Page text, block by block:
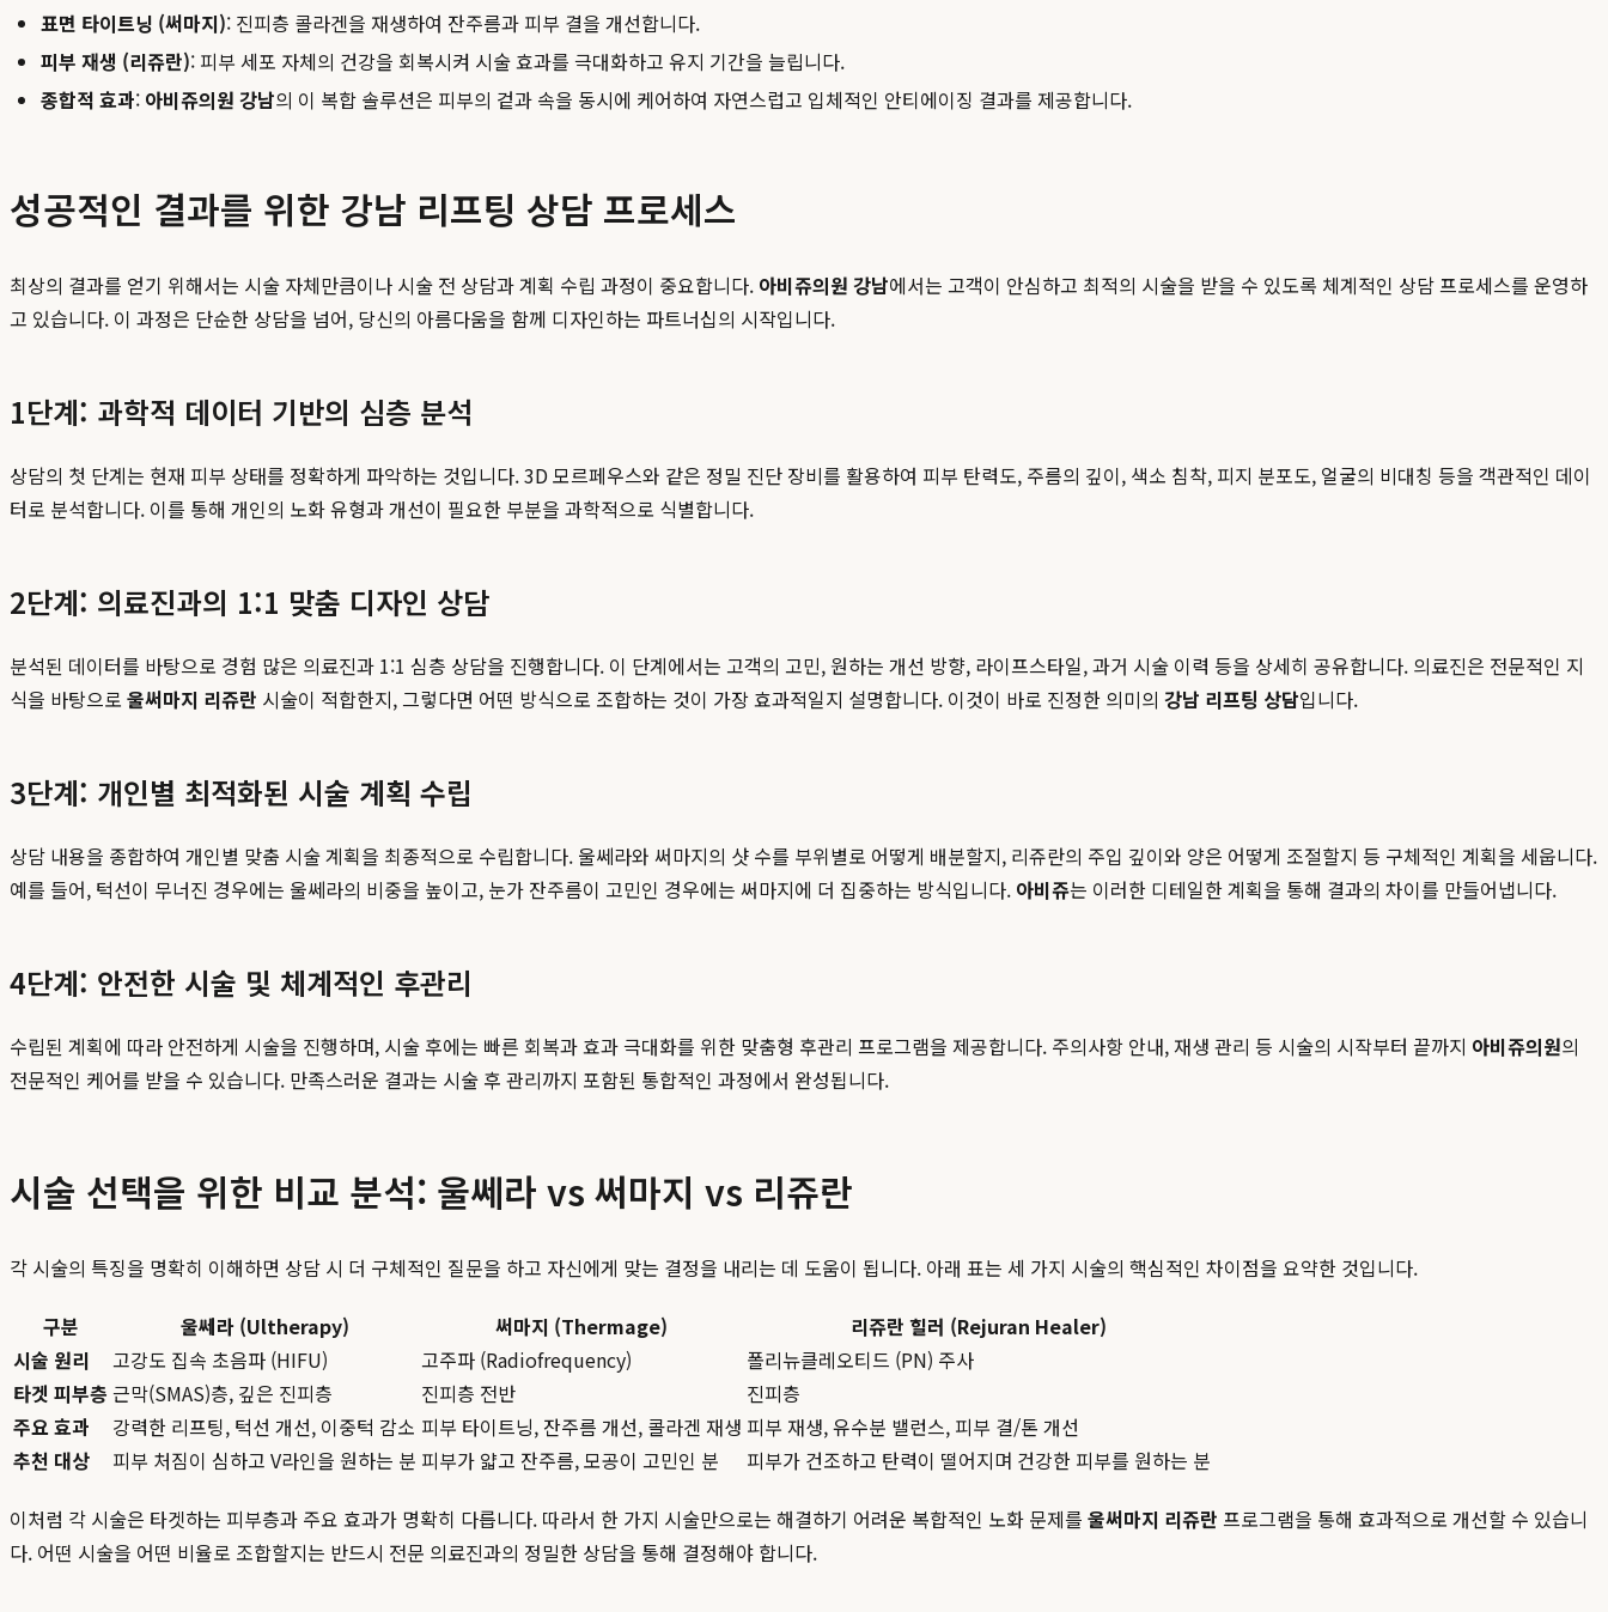
표면 타이트닝 (써마지): 진피층 콜라겐을 재생하여 잔주름과 피부 결을 개선합니다.
피부 재생 (리쥬란): 피부 세포 자체의 건강을 회복시켜 시술 효과를 극대화하고 유지 기간을 늘립니다.
종합적 효과: 아비쥬의원 강남의 이 복합 솔루션은 피부의 겉과 속을 동시에 케어하여 자연스럽고 입체적인 안티에이징 결과를 제공합니다.
성공적인 결과를 위한 강남 리프팅 상담 프로세스
최상의 결과를 얻기 위해서는 시술 자체만큼이나 시술 전 상담과 계획 수립 과정이 중요합니다. 아비쥬의원 강남에서는 고객이 안심하고 최적의 시술을 받을 수 있도록 체계적인 상담 프로세스를 운영하
고 있습니다. 이 과정은 단순한 상담을 넘어, 당신의 아름다움을 함께 디자인하는 파트너십의 시작입니다.
1단계: 과학적 데이터 기반의 심층 분석
상담의 첫 단계는 현재 피부 상태를 정확하게 파악하는 것입니다. 3D 모르페우스와 같은 정밀 진단 장비를 활용하여 피부 탄력도, 주름의 깊이, 색소 침착, 피지 분포도, 얼굴의 비대칭 등을 객관적인 데이
터로 분석합니다. 이를 통해 개인의 노화 유형과 개선이 필요한 부분을 과학적으로 식별합니다.
2단계: 의료진과의 1:1 맞춤 디자인 상담
분석된 데이터를 바탕으로 경험 많은 의료진과 1:1 심층 상담을 진행합니다. 이 단계에서는 고객의 고민, 원하는 개선 방향, 라이프스타일, 과거 시술 이력 등을 상세히 공유합니다. 의료진은 전문적인 지
식을 바탕으로 울써마지 리쥬란 시술이 적합한지, 그렇다면 어떤 방식으로 조합하는 것이 가장 효과적일지 설명합니다. 이것이 바로 진정한 의미의 강남 리프팅 상담입니다.
3단계: 개인별 최적화된 시술 계획 수립
상담 내용을 종합하여 개인별 맞춤 시술 계획을 최종적으로 수립합니다. 울쎄라와 써마지의 샷 수를 부위별로 어떻게 배분할지, 리쥬란의 주입 깊이와 양은 어떻게 조절할지 등 구체적인 계획을 세웁니다.
예를 들어, 턱선이 무너진 경우에는 울쎄라의 비중을 높이고, 눈가 잔주름이 고민인 경우에는 써마지에 더 집중하는 방식입니다. 아비쥬는 이러한 디테일한 계획을 통해 결과의 차이를 만들어냅니다.
4단계: 안전한 시술 및 체계적인 후관리
수립된 계획에 따라 안전하게 시술을 진행하며, 시술 후에는 빠른 회복과 효과 극대화를 위한 맞춤형 후관리 프로그램을 제공합니다. 주의사항 안내, 재생 관리 등 시술의 시작부터 끝까지 아비쥬의원의
전문적인 케어를 받을 수 있습니다. 만족스러운 결과는 시술 후 관리까지 포함된 통합적인 과정에서 완성됩니다.
시술 선택을 위한 비교 분석: 울쎄라 vs 써마지 vs 리쥬란
각 시술의 특징을 명확히 이해하면 상담 시 더 구체적인 질문을 하고 자신에게 맞는 결정을 내리는 데 도움이 됩니다. 아래 표는 세 가지 시술의 핵심적인 차이점을 요약한 것입니다.
구분 울쎄라 (Ultherapy) 써마지 (Thermage)
리쥬란 힐러 (Rejuran Healer)
시술 원리
고강도 집속 초음파 (HIFU) 고주파 (Radiofrequency)
폴리뉴클레오티드 (PN) 주사
타겟 피부층 근막(SMAS)층, 깊은 진피층 진피층 전반
진피층
주요 효과
강력한 리프팅, 턱선 개선, 이중턱 감소 피부 타이트닝, 잔주름 개선, 콜라겐 재생 피부 재생, 유수분 밸런스, 피부 결/톤 개선
추천 대상
피부 처짐이 심하고 V라인을 원하는 분 피부가 얇고 잔주름, 모공이 고민인 분 피부가 건조하고 탄력이 떨어지며 건강한 피부를 원하는 분
이처럼 각 시술은 타겟하는 피부층과 주요 효과가 명확히 다릅니다. 따라서 한 가지 시술만으로는 해결하기 어려운 복합적인 노화 문제를 울써마지 리쥬란 프로그램을 통해 효과적으로 개선할 수 있습니
다. 어떤 시술을 어떤 비율로 조합할지는 반드시 전문 의료진과의 정밀한 상담을 통해 결정해야 합니다.